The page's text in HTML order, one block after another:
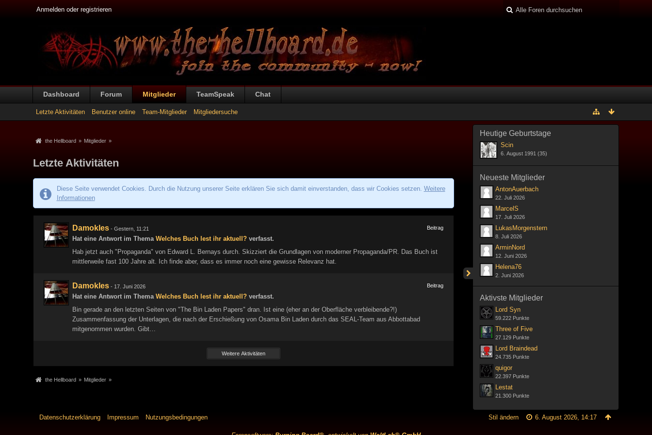
Anmelden oder registrieren
Dashboard Forum Mitglieder TeamSpeak Chat
Letzte Aktivitäten Benutzer online Team-Mitglieder Mitgliedersuche
the Hellboard » Mitglieder »
Letzte Aktivitäten
Diese Seite verwendet Cookies. Durch die Nutzung unserer Seite erklären Sie sich damit einverstanden, dass wir Cookies setzen. Weitere
Informationen
Damokles- Gestern, 11:21
Hat eine Antwort im Thema Welches Buch lest ihr aktuell?verfasst.
Beitrag
Hab jetzt auch "Propaganda" von Edward L. Bernays durch. Skizziert die Grundlagen von moderner Propaganda/PR. Das Buch ist
mittlerweile fast 100 Jahre alt. Ich finde aber, dass es immer noch eine gewisse Relevanz hat.
Damokles- 17. Juni 2026
Hat eine Antwort im Thema Welches Buch lest ihr aktuell?verfasst.
Beitrag
Bin gerade an den letzten Seiten von "The Bin Laden Papers" dran. Ist eine (eher an der Oberfläche verbleibende?!)
Zusammenfassung der Unterlagen, die nach der Erschießung von Osama Bin Laden durch das SEAL-Team aus Abbottabad
mitgenommen wurden. Gibt…
Weitere Aktivitäten
the Hellboard » Mitglieder »
Heutige Geburtstage
Scin
6. August 1991 (35)
Neueste Mitglieder
AntonAuerbach
22. Juli 2026
MarcelS
17. Juli 2026
LukasMorgenstern
8. Juli 2026
ArminNord
12. Juni 2026
Helena76
2. Juni 2026
Aktivste Mitglieder
Lord Syn
59.222 Punkte
Three of Five
27.129 Punkte
Lord Braindead
24.735 Punkte
quigor
22.397 Punkte
Lestat
21.300 Punkte
Datenschutzerklärung Impressum Nutzungsbedingungen 6. August 2026, 14:17
Stil ändern